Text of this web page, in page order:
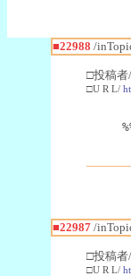
■22988 /
□投稿者/
□U R L/
■22987/
□投稿者/
□U R L/